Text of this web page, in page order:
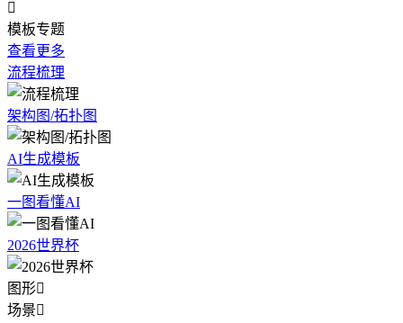

模板专题
查看更多
流程梳理
架构图/拓扑图
AI生成模板
一图看懂AI
2026世界杯
图形
场景